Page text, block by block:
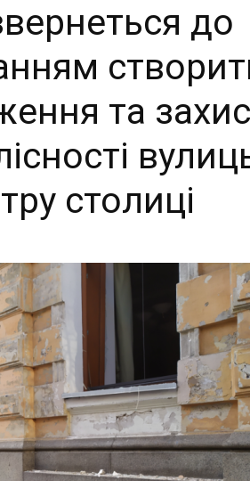
Україна
до
та
столиці